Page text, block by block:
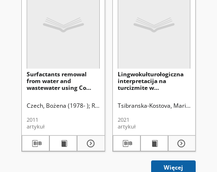
Surfactants remowal
from water and
wastewater using Co
photocatalysts
Czech, Bożena (1978- ) Rudziński, Władysław. Red.
2011
artykuł
Lingwokułturołogiczna
interpretacija na
turcizmite w
Tsibranska-Kostova, Mariyana
2021
artykuł
Więcej